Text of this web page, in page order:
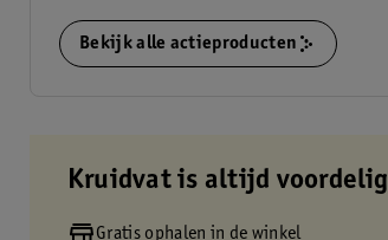
Bekijk alle actieproducten
Kruidvat is altijd voordelig
Gratis ophalen in de winkel